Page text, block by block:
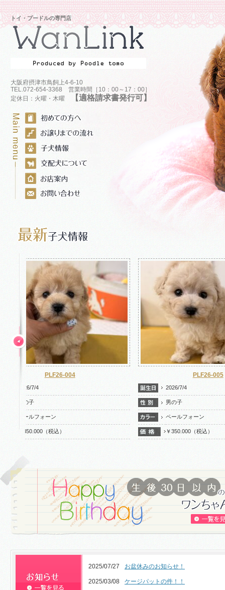
トイ・プードルの専門店
大阪府摂津市鳥飼上4-6-10
TEL.072-654-3368 営業時間［10：00～17：00］
定休日：火曜・木曜
【適格請求書発行可】
￥350.000（税込） ￥
2025/07/27 お盆休みのお知らせ！
2025/03/08 ケージパットの件！！